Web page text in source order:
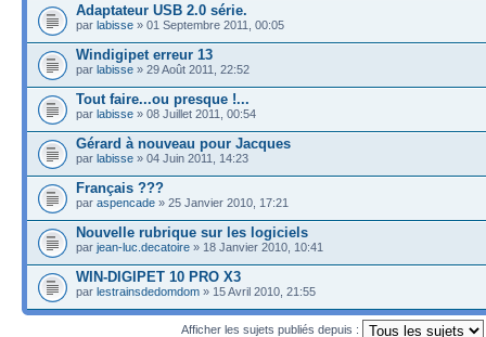
Adaptateur USB 2.0 série.
par labisse » 01 Septembre 2011, 00:05
Windigipet erreur 13
par labisse » 29 Août 2011, 22:52
Tout faire...ou presque !...
par labisse » 08 Juillet 2011, 00:54
Gérard à nouveau pour Jacques
par labisse » 04 Juin 2011, 14:23
Français ???
par aspencade » 25 Janvier 2010, 17:21
Nouvelle rubrique sur les logiciels
par jean-luc.decatoire » 18 Janvier 2010, 10:41
WIN-DIGIPET 10 PRO X3
par lestrainsdedomdom » 15 Avril 2010, 21:55
Afficher les sujets publiés depuis :